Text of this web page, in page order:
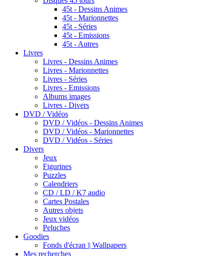
45t - Dessins Animes
45t - Marionnettes
45t - Séries
45t - Emissions
45t - Autres
Livres
Livres - Dessins Animes
Livres - Marionnettes
Livres - Séries
Livres - Emissions
Albums images
Livres - Divers
DVD / Vidéos
DVD / Vidéos - Dessins Animes
DVD / Vidéos - Marionnettes
DVD / Vidéos - Séries
Divers
Jeux
Figurines
Puzzles
Calendriers
CD / LD / K7 audio
Cartes Postales
Autres objets
Jeux vidéos
Peluches
Goodies
Fonds d'écran || Wallpapers
Mes recherches